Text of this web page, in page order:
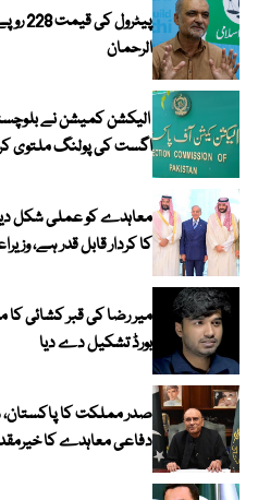
الرحمان
اگست کی پولنگ ملتوی
معاہدے کو عملی شکل
کا کردار قابل قدر ہے،
میر رضا کی قبر کشائی
بورڈ تشکیل دے دیا
صدر مملکت کا
دفاعی معاہدے کا